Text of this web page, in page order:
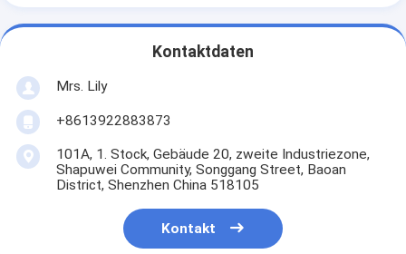
Kontaktdaten
Mrs. Lily
+8613922883873
101A, 1. Stock, Gebäude 20, zweite Industriezone,
Shapuwei Community, Songgang Street, Baoan
District, Shenzhen China 518105
Kontakt